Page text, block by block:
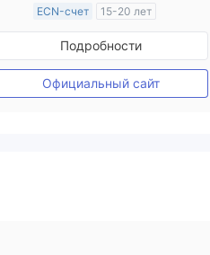
ECN-счет
15-20 лет
Регулирование в Австралия
Маркет-Мейкинг (MM)
Основной стандарт MT4
Подробности
Официальный сайт